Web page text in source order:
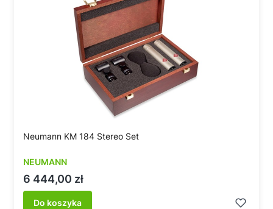
Neumann KM 184 Stereo Set
NEUMANN
Cena
6 444,00 zł
Do koszyka